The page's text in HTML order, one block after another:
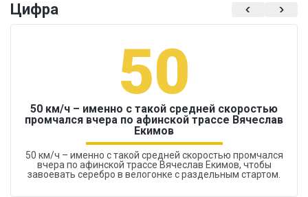
Цифра
50
50 км/ч – именно с такой средней скоростью
промчался вчера по афинской трассе Вячеслав
Екимов
50 км/ч – именно с такой средней скоростью промчался
вчера по афинской трассе Вячеслав Екимов, чтобы
завоевать серебро в велогонке с раздельным стартом.